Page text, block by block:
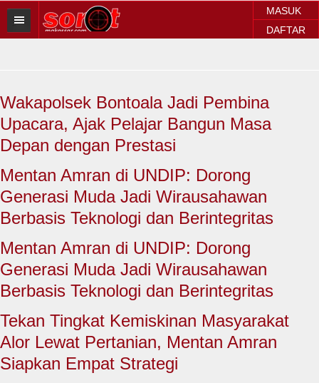
MASUK
DAFTAR
Sorot Makassar
Sorot Nasional
Sorot Internasional
POLITIK
EKONOMI
HUKUM & KRIMINAL
Wakapolsek Bontoala Jadi Pembina
Upacara, Ajak Pelajar Bangun Masa
Depan dengan Prestasi
Mentan Amran di UNDIP: Dorong
Generasi Muda Jadi Wirausahawan
Berbasis Teknologi dan Berintegritas
Mentan Amran di UNDIP: Dorong
Generasi Muda Jadi Wirausahawan
Berbasis Teknologi dan Berintegritas
Tekan Tingkat Kemiskinan Masyarakat
Alor Lewat Pertanian, Mentan Amran
Siapkan Empat Strategi